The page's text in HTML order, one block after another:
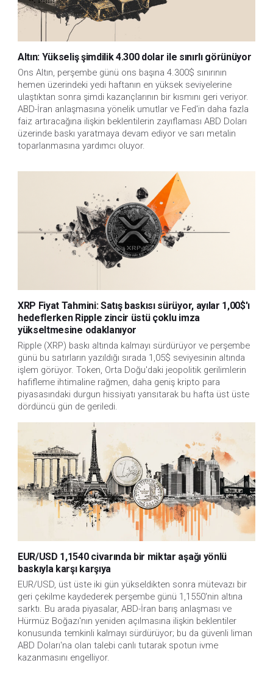
Altın: Yükseliş şimdilik 4.300 dolar ile sınırlı görünüyor
Ons Altın, perşembe günü ons başına 4.300$ sınırının
hemen üzerindeki yedi haftanın en yüksek seviyelerine
ulaştıktan sonra şimdi kazançlarının bir kısmını geri veriyor.
ABD-İran anlaşmasına yönelik umutlar ve Fed'in daha fazla
faiz artıracağına ilişkin beklentilerin zayıflaması ABD Doları
üzerinde baskı yaratmaya devam ediyor ve sarı metalin
toparlanmasına yardımcı oluyor.
XRP Fiyat Tahmini: Satış baskısı sürüyor, ayılar 1,00$'ı
hedeflerken Ripple zincir üstü çoklu imza
yükseltmesine odaklanıyor
Ripple (XRP) baskı altında kalmayı sürdürüyor ve perşembe
günü bu satırların yazıldığı sırada 1,05$ seviyesinin altında
işlem görüyor. Token, Orta Doğu'daki jeopolitik gerilimlerin
hafifleme ihtimaline rağmen, daha geniş kripto para
piyasasındaki durgun hissiyatı yansıtarak bu hafta üst üste
dördüncü gün de geriledi.
EUR/USD 1,1540 civarında bir miktar aşağı yönlü
baskıyla karşı karşıya
EUR/USD, üst üste iki gün yükseldikten sonra mütevazı bir
geri çekilme kaydederek perşembe günü 1,1550'nin altına
sarktı. Bu arada piyasalar, ABD-İran barış anlaşması ve
Hürmüz Boğazı'nın yeniden açılmasına ilişkin beklentiler
konusunda temkinli kalmayı sürdürüyor; bu da güvenli liman
ABD Doları'na olan talebi canlı tutarak spotun ivme
kazanmasını engelliyor.